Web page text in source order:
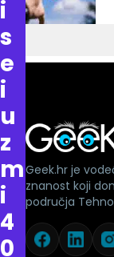
i
s
e
i
u
z
m
i
4
0
Geek.hr je
znanost koji
područja